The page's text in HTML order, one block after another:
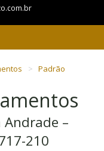
Padrão
Andrade –
210